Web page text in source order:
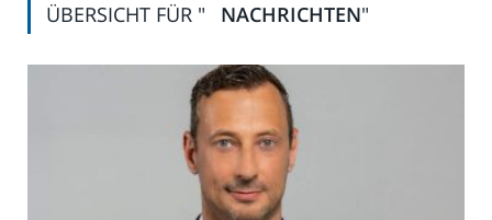
ÜBERSICHT FÜR " NACHRICHTEN"